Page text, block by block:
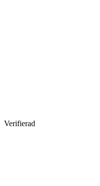
Verifierad